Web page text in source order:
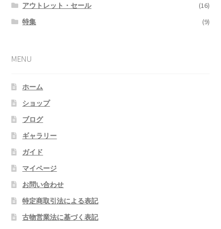
アウトレット・セール
(16)
特集
(9)
MENU
ホーム
ショップ
ブログ
ギャラリー
ガイド
マイページ
お問い合わせ
特定商取引法による表記
古物営業法に基づく表記